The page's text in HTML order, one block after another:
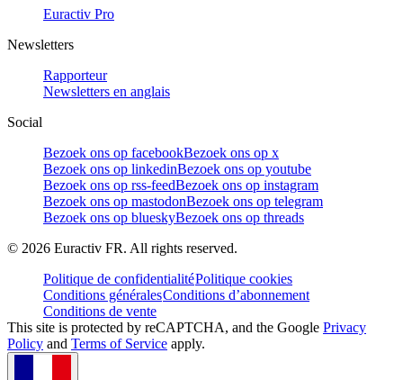
Euractiv Pro
Newsletters
Rapporteur
Newsletters en anglais
Social
Bezoek ons op facebookBezoek ons op x
Bezoek ons op linkedinBezoek ons op youtube
Bezoek ons op rss-feedBezoek ons op instagram
Bezoek ons op mastodonBezoek ons op telegram
Bezoek ons op blueskyBezoek ons op threads
© 2026 Euractiv FR. All rights reserved.
Politique de confidentialitéPolitique cookies
Conditions généralesConditions d’abonnement
Conditions de vente
This site is protected by reCAPTCHA, and the Google Privacy
Policy and Terms of Service apply.